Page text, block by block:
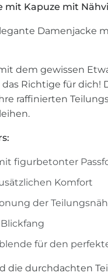
mit Kapuze mit
Damenjacke
dem gewissen
Richtige für dich!
raffinierten
figurbetonter
Komfort
der
für den
die durchdachten